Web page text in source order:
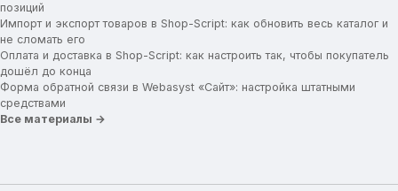
позиций
Импорт и экспорт товаров в Shop-Script: как обновить весь каталог и
не сломать его
Оплата и доставка в Shop-Script: как настроить так, чтобы покупатель
дошёл до конца
Форма обратной связи в Webasyst «Сайт»: настройка штатными
средствами
Все материалы →